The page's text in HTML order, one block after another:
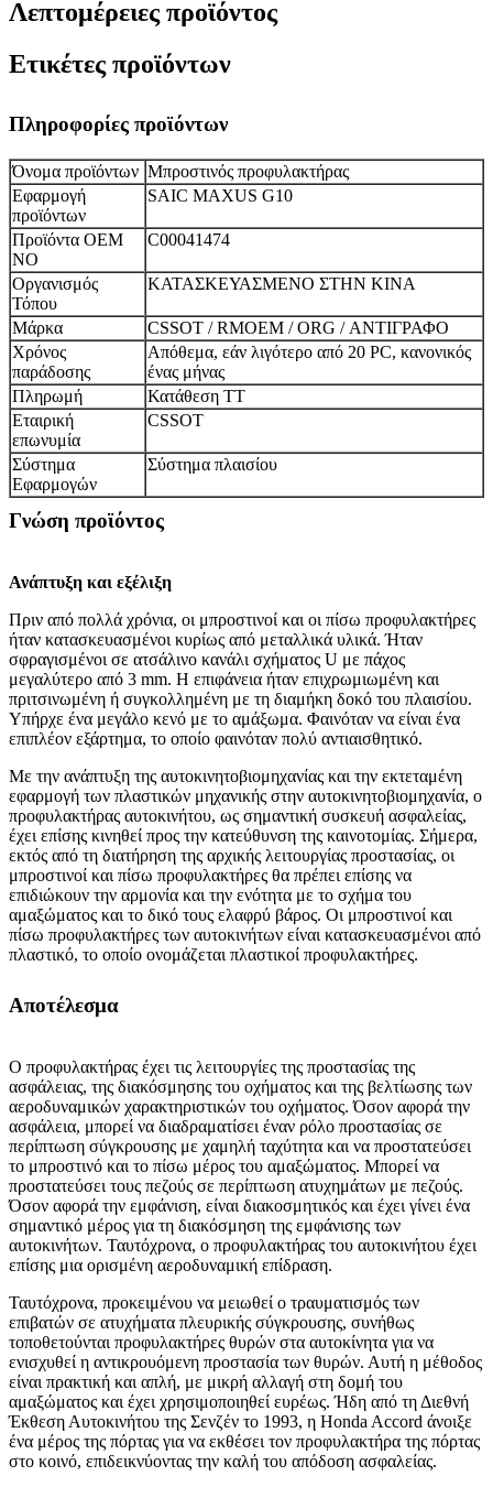
Λεπτομέρειες προϊόντος
Ετικέτες προϊόντων
Πληροφορίες προϊόντων
Όνομα προϊόντων Μπροστινός προφυλακτήρας
Εφαρμογή
προϊόντων
SAIC MAXUS G10
Προϊόντα OEM
NO
C00041474
Οργανισμός
Τόπου
ΚΑΤΑΣΚΕΥΑΣΜΕΝΟ ΣΤΗΝ ΚΙΝΑ
Μάρκα
CSSOT / RMOEM / ORG / ΑΝΤΙΓΡΑΦΟ
Χρόνος
παράδοσης
Απόθεμα, εάν λιγότερο από 20 PC, κανονικός
ένας μήνας
Πληρωμή
Κατάθεση TT
Εταιρική
επωνυμία
CSSOT
Σύστημα
Εφαρμογών
Σύστημα πλαισίου
Γνώση προϊόντος
Ανάπτυξη και εξέλιξη
Πριν από πολλά χρόνια, οι μπροστινοί και οι πίσω προφυλακτήρες
ήταν κατασκευασμένοι κυρίως από μεταλλικά υλικά. Ήταν
σφραγισμένοι σε ατσάλινο κανάλι σχήματος U με πάχος
μεγαλύτερο από 3 mm. Η επιφάνεια ήταν επιχρωμιωμένη και
πριτσινωμένη ή συγκολλημένη με τη διαμήκη δοκό του πλαισίου.
Υπήρχε ένα μεγάλο κενό με το αμάξωμα. Φαινόταν να είναι ένα
επιπλέον εξάρτημα, το οποίο φαινόταν πολύ αντιαισθητικό.
Με την ανάπτυξη της αυτοκινητοβιομηχανίας και την εκτεταμένη
εφαρμογή των πλαστικών μηχανικής στην αυτοκινητοβιομηχανία, ο
προφυλακτήρας αυτοκινήτου, ως σημαντική συσκευή ασφαλείας,
έχει επίσης κινηθεί προς την κατεύθυνση της καινοτομίας. Σήμερα,
εκτός από τη διατήρηση της αρχικής λειτουργίας προστασίας, οι
μπροστινοί και πίσω προφυλακτήρες θα πρέπει επίσης να
επιδιώκουν την αρμονία και την ενότητα με το σχήμα του
αμαξώματος και το δικό τους ελαφρύ βάρος. Οι μπροστινοί και
πίσω προφυλακτήρες των αυτοκινήτων είναι κατασκευασμένοι από
πλαστικό, το οποίο ονομάζεται πλαστικοί προφυλακτήρες.
Αποτέλεσμα
Ο προφυλακτήρας έχει τις λειτουργίες της προστασίας της
ασφάλειας, της διακόσμησης του οχήματος και της βελτίωσης των
αεροδυναμικών χαρακτηριστικών του οχήματος. Όσον αφορά την
ασφάλεια, μπορεί να διαδραματίσει έναν ρόλο προστασίας σε
περίπτωση σύγκρουσης με χαμηλή ταχύτητα και να προστατεύσει
το μπροστινό και το πίσω μέρος του αμαξώματος. Μπορεί να
προστατεύσει τους πεζούς σε περίπτωση ατυχημάτων με πεζούς.
Όσον αφορά την εμφάνιση, είναι διακοσμητικός και έχει γίνει ένα
σημαντικό μέρος για τη διακόσμηση της εμφάνισης των
αυτοκινήτων. Ταυτόχρονα, ο προφυλακτήρας του αυτοκινήτου έχει
επίσης μια ορισμένη αεροδυναμική επίδραση.
Ταυτόχρονα, προκειμένου να μειωθεί ο τραυματισμός των
επιβατών σε ατυχήματα πλευρικής σύγκρουσης, συνήθως
τοποθετούνται προφυλακτήρες θυρών στα αυτοκίνητα για να
ενισχυθεί η αντικρουόμενη προστασία των θυρών. Αυτή η μέθοδος
είναι πρακτική και απλή, με μικρή αλλαγή στη δομή του
αμαξώματος και έχει χρησιμοποιηθεί ευρέως. Ήδη από τη Διεθνή
Έκθεση Αυτοκινήτου της Σενζέν το 1993, η Honda Accord άνοιξε
ένα μέρος της πόρτας για να εκθέσει τον προφυλακτήρα της πόρτας
στο κοινό, επιδεικνύοντας την καλή του απόδοση ασφαλείας.